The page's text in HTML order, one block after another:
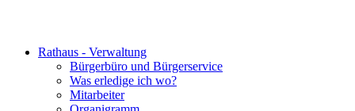
Rathaus - Verwaltung
Bürgerbüro und Bürgerservice
Was erledige ich wo?
Mitarbeiter